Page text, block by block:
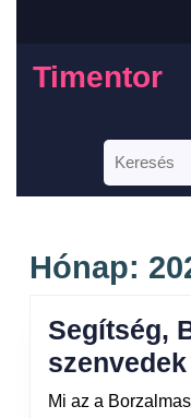
Timentor
Hónap:
Segítség,
szenvedek
Mi az a